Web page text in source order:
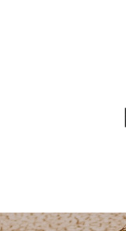
Blog